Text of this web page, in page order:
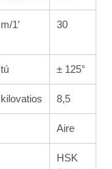
m/1′ 30
tú ± 125°
kilovatios 8,5
Aire
HSK